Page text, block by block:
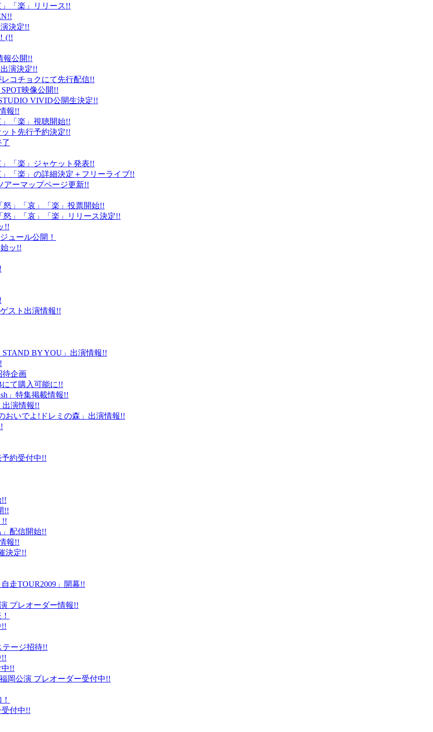
「楽」リリース!!
決定!!
(!!
報公開!!
演決定!!
コチョクにて先行配信!!
映像公開!!
VIVID公開生決定!!
報!!
「楽」視聴開始!!
ト先行予約決定!!
「楽」ジャケット発表!!
「楽」の詳細決定＋フリーライブ!!
アーマップページ更新!!
怒」「哀」「楽」投票開始!!
」「哀」「楽」リリース決定!!
!!
ュール公開！
ッ!!
スト出演情報!!
BY YOU」出演情報!!
待企画
て購入可能に!!
」特集掲載情報!!
出演情報!!
おいでよ!ドレミの森」出演情報!!
約受付中!!
!!
!!
!!
」配信開始!!
報!!
決定!!
走TOUR2009」開幕!!
プレオーダー情報!!
!!
テージ招待!!
!!
中!!
岡公演 プレオーダー受付中!!
付中!!